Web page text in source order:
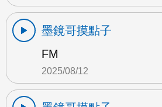
墨鏡哥摸點子
FM
2025/08/12